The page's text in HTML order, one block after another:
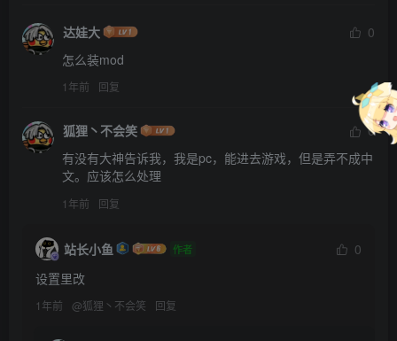
达娃大
0
怎么装mod
1年前 回复
狐狸丶不会笑
0
有没有大神告诉我，我是pc，能进去游戏，但是弄不成中
文。应该怎么处理
1年前 回复
站长小鱼 作者
0
设置里改
1年前 @狐狸丶不会笑 回复